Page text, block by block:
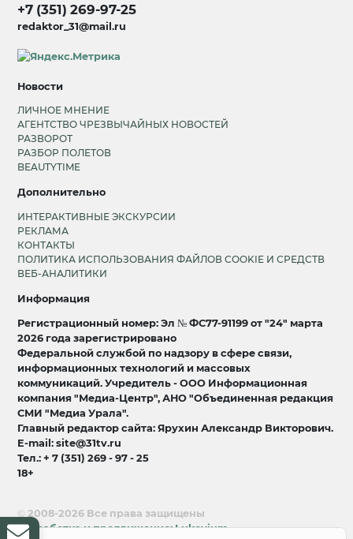
+7 (351) 269-97-25
redaktor_31@mail.ru
Новости
ЛИЧНОЕ МНЕНИЕ
АГЕНТСТВО ЧРЕЗВЫЧАЙНЫХ НОВОСТЕЙ
РАЗВОРОТ
РАЗБОР ПОЛЕТОВ
BEAUTYTIME
Дополнительно
ИНТЕРАКТИВНЫЕ ЭКСКУРСИИ
РЕКЛАМА
КОНТАКТЫ
ПОЛИТИКА ИСПОЛЬЗОВАНИЯ ФАЙЛОВ COOKIE И СРЕДСТВ
ВЕБ-АНАЛИТИКИ
Информация
Регистрационный номер: Эл № ФС77-91199 от "24" марта
2026 года зарегистрировано
Федеральной службой по надзору в сфере связи,
информационных технологий и массовых
коммуникаций. Учредитель - ООО Информационная
компания "Медиа-Центр", АНО "Объединенная редакция
СМИ "Медиа Урала".
Главный редактор сайта: Ярухин Александр Викторович.
E-mail: site@31tv.ru
Тел.: + 7 (351) 269 - 97 - 25
18+
© 2008-2026 Все права защищены
разработка и продвижение:Lukevium